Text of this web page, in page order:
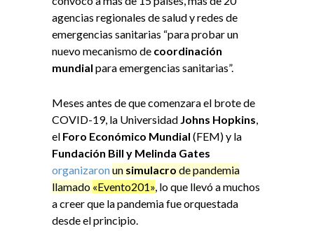
agencias regionales de salud y redes de
emergencias sanitarias “para probar un
nuevo mecanismo de coordinación
mundial para emergencias sanitarias”.
Meses antes de que comenzara el brote de
COVID-19, la Universidad Johns Hopkins,
el Foro Económico Mundial (FEM) y la
Fundación Bill y Melinda Gates
organizaronun simulacro de pandemia
llamado «Evento201», lo que llevó a muchos
a creer que la pandemia fue orquestada
desde el principio.